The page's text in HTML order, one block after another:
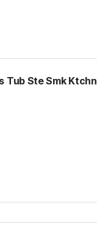
Tub Ste Smk Ktchn